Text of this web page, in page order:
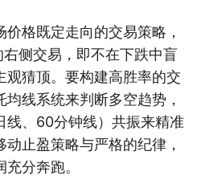
格既定走向的交易策略，
侧交易，即不在下跌中盲
观猜顶。要构建高胜率的交
线系统来判断多空趋势，
线、60分钟线）共振来精准
止盈策略与严格的纪律，
分奔跑。